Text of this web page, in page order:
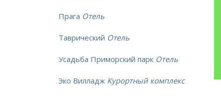
Прага Отель
Таврический Отель
Усадьба Приморский парк Отель
Эко Вилладж Курортный комплекс